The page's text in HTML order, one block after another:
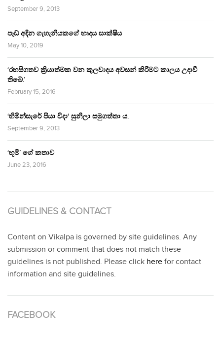
September 9, 2013
පෑඩ් අඳින ගැහැනියකගේ හෘදය සාක්ෂිය
May 10, 2019
‘රහසිගතව ක්‍රියාත්මක වන කුලවාදය අවසන් කිරීමට කාලය උදාවී
තිබේ.’
February 15, 2016
‘හිමින්සැරේ පියා විදා‘ සුනිලා සමුගත්තා ය.
September 9, 2013
‘භූමි’ ගේ කතාව
June 23, 2016
GUIDELINES & CONTACT
Content on Vikalpa is governed by site guidelines. Any
submission or comment that does not match these
guidelines is not published. Please click here for contact
information and site guidelines.
FACEBOOK